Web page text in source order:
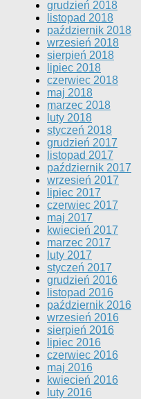
grudzień 2018
listopad 2018
październik 2018
wrzesień 2018
sierpień 2018
lipiec 2018
czerwiec 2018
maj 2018
marzec 2018
luty 2018
styczeń 2018
grudzień 2017
listopad 2017
październik 2017
wrzesień 2017
lipiec 2017
czerwiec 2017
maj 2017
kwiecień 2017
marzec 2017
luty 2017
styczeń 2017
grudzień 2016
listopad 2016
październik 2016
wrzesień 2016
sierpień 2016
lipiec 2016
czerwiec 2016
maj 2016
kwiecień 2016
luty 2016